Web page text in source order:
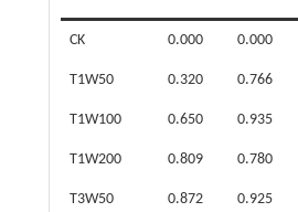
CK 0.000 0.000
T1W50 0.320 0.766
T1W100 0.650 0.935
T1W200 0.809 0.780
T3W50 0.872 0.925